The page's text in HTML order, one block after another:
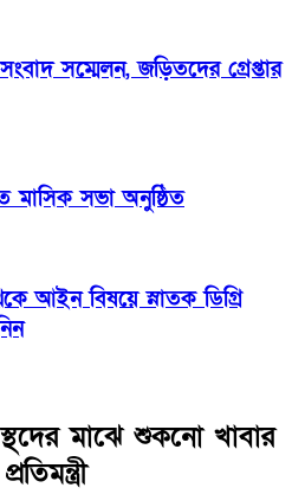
সম্মেলন, জড়িতদের গ্রেপ্তার
মাসিক সভা অনুষ্ঠিত
আইন বিষয়ে স্নাতক ডিগ্রি
মাঝে শুকনো খাবার